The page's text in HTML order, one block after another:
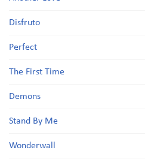
Disfruto
Perfect
The First Time
Demons
Stand By Me
Wonderwall